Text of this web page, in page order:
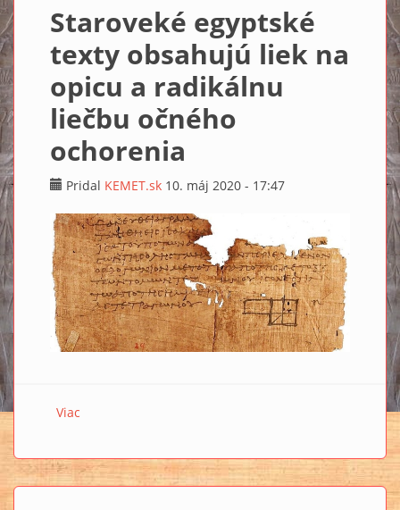
Staroveké egyptské
texty obsahujú liek na
opicu a radikálnu
liečbu očného
ochorenia
Pridal KEMET.sk 10. máj 2020 - 17:47
Viac o Staroveké egyptské texty obsahujú liek na opicu a